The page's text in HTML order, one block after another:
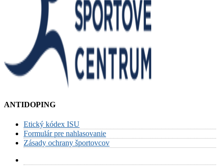
ANTIDOPING
Etický kódex ISU
Formulár pre nahlasovanie
Zásady ochrany športovcov